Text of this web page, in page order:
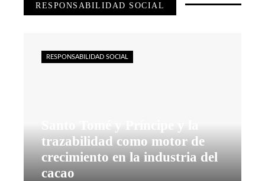
RESPONSABILIDAD SOCIAL
trazabilidad como motor de
crecimiento en la industria del
cacao
RESPONSABILIDAD SOCIAL